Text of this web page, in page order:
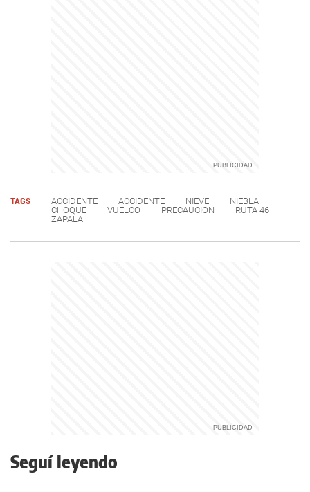
TAGS ACCIDENTE ACCIDENTE NIEVE
NIEBLA
CHOQUE
VUELCO PRECAUCION
RUTA 46
ZAPALA
Seguí leyendo